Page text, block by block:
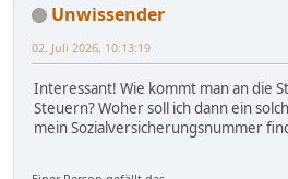
Unwissender
02. Juli 2026, 10:13:19
Interessant! Wie kommt man an die
Steuern? Woher soll ich dann ein
mein Sozialversicherungsnummer